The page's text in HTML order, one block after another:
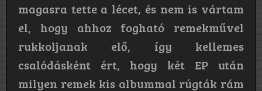
magasra tette a lécet, és nem is vártam
el, hogy ahhoz fogható remekművel
rukkoljanak elő, így kellemes
csalódásként ért, hogy két EP után
milyen remek kis albummal rúgták rám